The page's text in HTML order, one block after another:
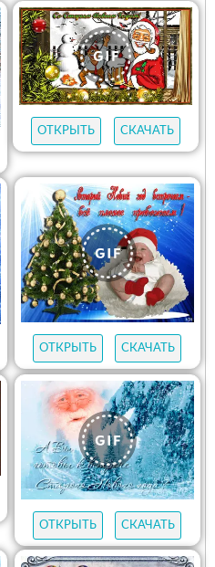
ОТКРЫТЬ СКАЧАТЬ
ОТКРЫТЬ СКАЧАТЬ
ОТКРЫТЬ
СКАЧАТЬ